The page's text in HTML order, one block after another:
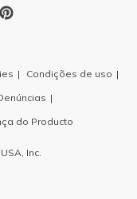
Condições de uso
do Producto
Inc.